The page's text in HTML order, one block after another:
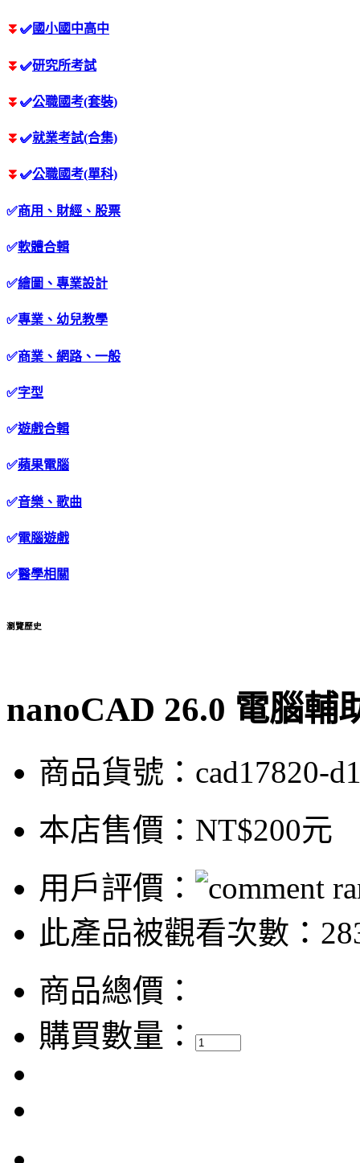
⏬ ✅國小國中高中
⏬ ✅研究所考試
⏬ ✅公職國考(套裝)
⏬ ✅就業考試(合集)
⏬ ✅公職國考(單科)
✅商用、財經、股票
✅軟體合輯
✅繪圖、專業設計
✅專業、幼兒教學
✅商業、網路、一般
✅字型
✅遊戲合輯
✅蘋果電腦
✅音樂、歌曲
✅電腦遊戲
✅醫學相關
瀏覽歷史
nanoCAD 26.0 電腦輔
商品貨號：cad17820-
本店售價： NT$200元
用戶評價：
此產品被觀看次數：
商品總價：
購買數量：